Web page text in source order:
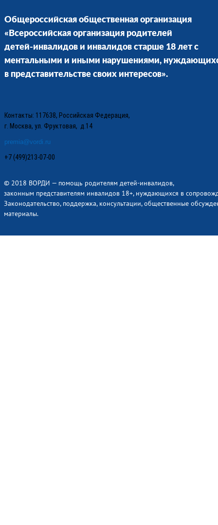
Общероссийская общественная организация
«Всероссийская организация родителей
детей-инвалидов и инвалидов старше 18 лет с
ментальными и иными нарушениями,
в представительстве своих интересов».
Контакты: 117638, Российская Федерация,
г. Москва, ул. Фруктовая, д.14
premia@vordi.ru
+7 (499)213-07-00
© 2018 ВОРДИ — помощь родителям детей-инвалидов,
законным представителям инвалидов 18+, нуждающихся в
Законодательство, поддержка, консультации, общественные
материалы.